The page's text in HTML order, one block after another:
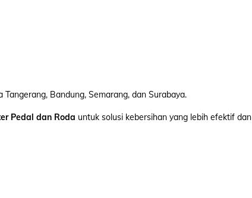
Bandung, Semarang, dan Surabaya.
Pedal dan Roda untuk solusi kebersihan yang lebih efektif dan